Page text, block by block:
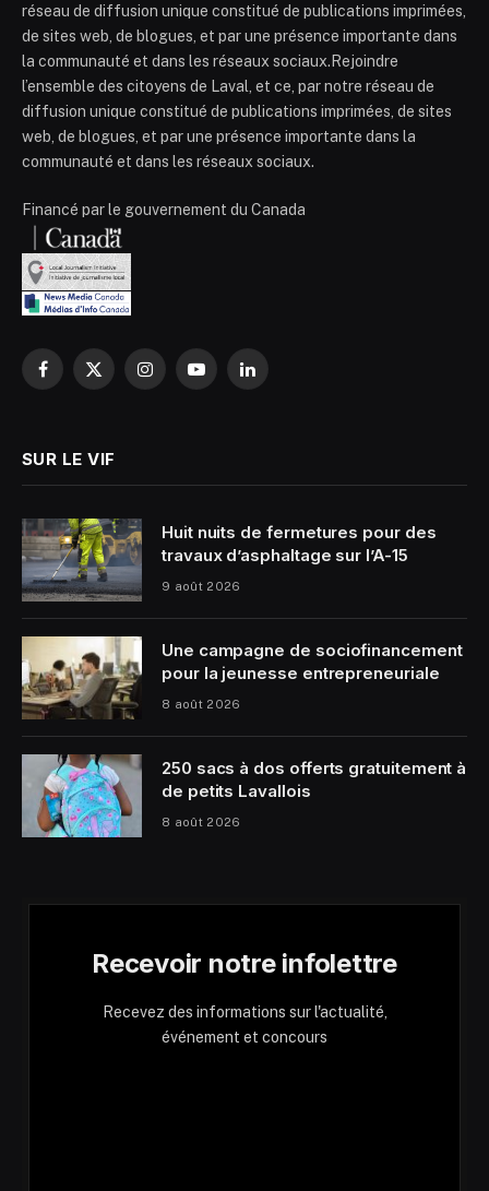
réseau de diffusion unique constitué de publications imprimées,
de sites web, de blogues, et par une présence importante dans
la communauté et dans les réseaux sociaux.Rejoindre
l’ensemble des citoyens de Laval, et ce, par notre réseau de
diffusion unique constitué de publications imprimées, de sites
web, de blogues, et par une présence importante dans la
communauté et dans les réseaux sociaux.
Financé par le gouvernement du Canada
Facebook
X
InstagramYouTubeLinkedIn
SUR LE VIF
Huit nuits de fermetures pour des
travaux d’asphaltage sur l’A-15
9 août 2026
Une campagne de sociofinancement
pour la jeunesse entrepreneuriale
8 août 2026
250 sacs à dos offerts gratuitement à
de petits Lavallois
8 août 2026
Recevoir notre infolettre
Recevez des informations sur l'actualité,
événement et concours